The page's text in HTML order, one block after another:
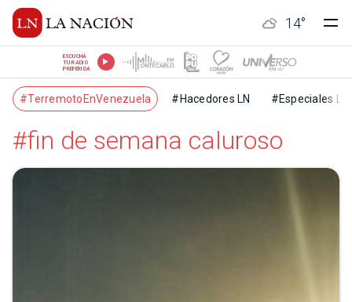
14°
ESCUCHÁ
TU RADIO
PREFERIDA
#TerremotoEnVenezuela #Hacedores LN #Especiales LN
#fin de semana caluroso